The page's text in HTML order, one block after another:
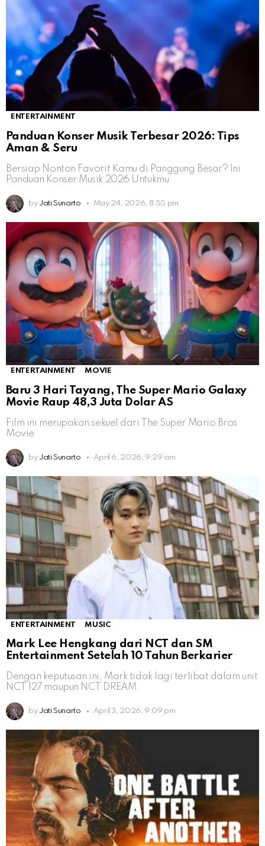
ENTERTAINMENT
Panduan Konser Musik Terbesar 2026: Tips
Aman & Seru
Bersiap Nonton Favorit Kamu di Panggung Besar? Ini
Panduan Konser Musik 2026 Untukmu
by Jati Sunarto May 24, 2026, 8:55 pm
ENTERTAINMENT MOVIE
Baru 3 Hari Tayang, The Super Mario Galaxy
Movie Raup 48,3 Juta Dolar AS
Film ini merupakan sekuel dari The Super Mario Bros
Movie
by Jati Sunarto April 6, 2026, 9:29 am
ENTERTAINMENT MUSIC
Mark Lee Hengkang dari NCT dan SM
Entertainment Setelah 10 Tahun Berkarier
Dengan keputusan ini, Mark tidak lagi terlibat dalam unit
NCT 127 maupun NCT DREAM
by Jati Sunarto April 3, 2026, 9:09 pm